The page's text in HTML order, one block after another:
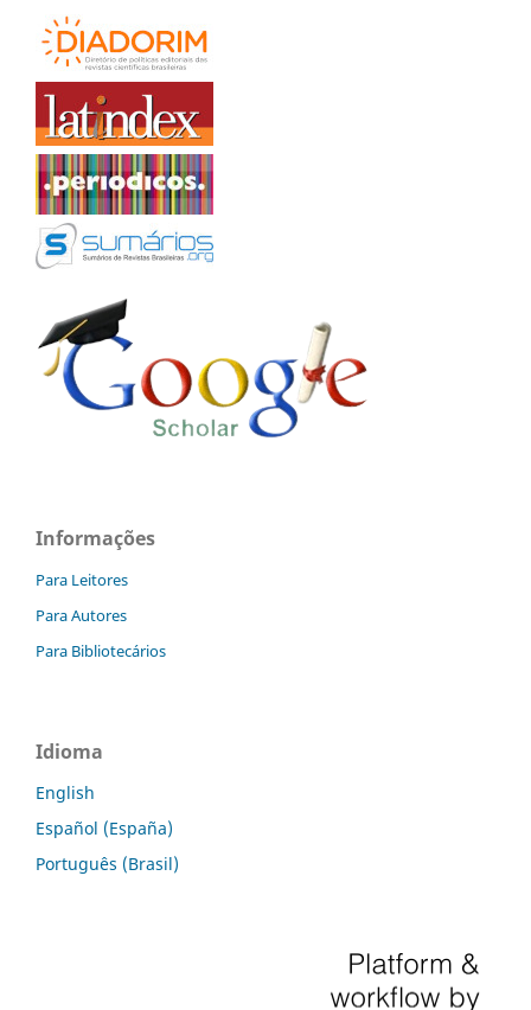
Informações
Para Leitores
Para Autores
Para Bibliotecários
Idioma
English
Español (España)
Português (Brasil)